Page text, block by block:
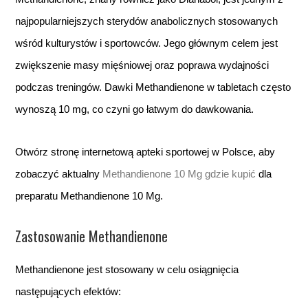
najpopularniejszych sterydów anabolicznych stosowanych
wśród kulturystów i sportowców. Jego głównym celem jest
zwiększenie masy mięśniowej oraz poprawa wydajności
podczas treningów. Dawki Methandienone w tabletach często
wynoszą 10 mg, co czyni go łatwym do dawkowania.
Otwórz stronę internetową apteki sportowej w Polsce, aby
zobaczyć aktualny Methandienone 10 Mg gdzie kupić dla
preparatu Methandienone 10 Mg.
Zastosowanie Methandienone
Methandienone jest stosowany w celu osiągnięcia
następujących efektów: